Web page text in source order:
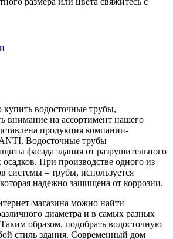
водосточные трубы,
внимание на ассортимент нашего
продукция компании-
Водосточные трубы
фасада здания от разрушительного
При производстве одного из
системы – трубы, используется
надежно защищена от коррозии.
магазина можно найти
диаметра и в самых разных
образом, подобрать водосточную
стиль здания. Современный дом